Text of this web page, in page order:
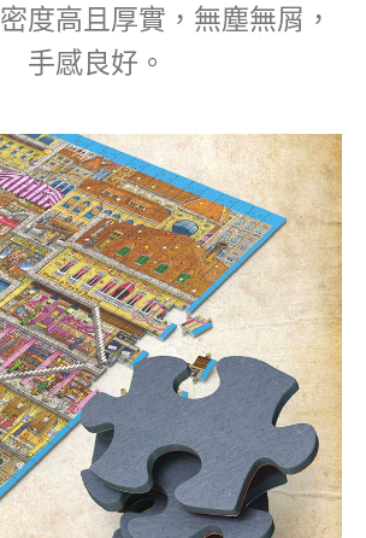
度高且厚實，無塵無屑，
手感良好。